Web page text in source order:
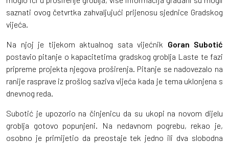
saznati ovog četvrtka zahvaljujući prijenosu sjednice Gradskog
vijeća.
Na njoj je tijekom aktualnog sata vijećnik Goran Subotić
postavio pitanje o kapacitetima gradskog groblja Laste te fazi
pripreme projekta njegova proširenja. Pitanje se nadovezalo na
ranije rasprave iz prošlog saziva vijeća kada je tema uklonjena s
dnevnog reda.
Subotić je upozorio na činjenicu da su ukopi na novom dijelu
groblja gotovo popunjeni. Na nedavnom pogrebu, rekao je,
osobno je primijetio da preostaje tek jedno ili dva slobodna